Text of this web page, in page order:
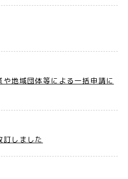
地域団体等による一括申請に
訂しました